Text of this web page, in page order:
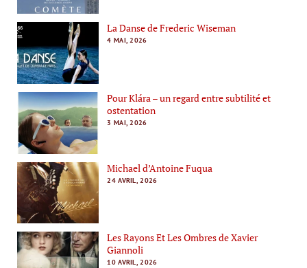
La Danse de Frederic Wiseman
4 MAI, 2026
Pour Klára – un regard entre subtilité et
ostentation
3 MAI, 2026
Michael d’Antoine Fuqua
24 AVRIL, 2026
Les Rayons Et Les Ombres de Xavier
Giannoli
10 AVRIL, 2026